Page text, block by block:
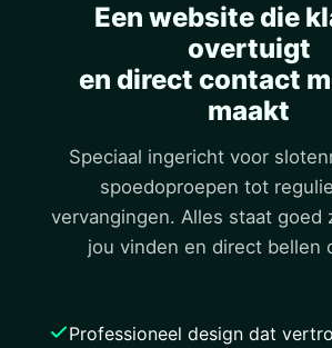
Een website die
overtuigt
en direct contact
maakt
Speciaal ingericht voor
spoedoproepen tot
vervangingen. Alles staat goed
jou vinden en direct bellen
Professioneel design dat